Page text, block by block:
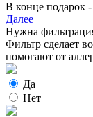
В конце подарок
Далее
Нужна
Фильтр сделает
помогают от
Да
Нет